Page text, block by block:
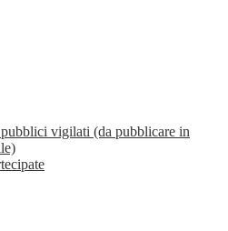
vigilati (da pubblicare in